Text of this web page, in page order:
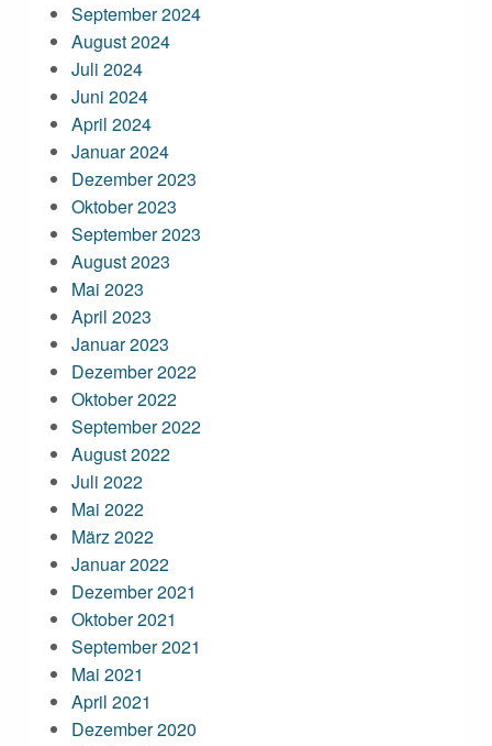
September 2024
August 2024
Juli 2024
Juni 2024
April 2024
Januar 2024
Dezember 2023
Oktober 2023
September 2023
August 2023
Mai 2023
April 2023
Januar 2023
Dezember 2022
Oktober 2022
September 2022
August 2022
Juli 2022
Mai 2022
März 2022
Januar 2022
Dezember 2021
Oktober 2021
September 2021
Mai 2021
April 2021
Dezember 2020